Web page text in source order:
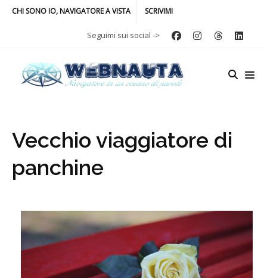
CHI SONO IO, NAVIGATORE A VISTA SCRIVIMI
Seguimi sui social ->
Vecchio viaggiatore di
panchine